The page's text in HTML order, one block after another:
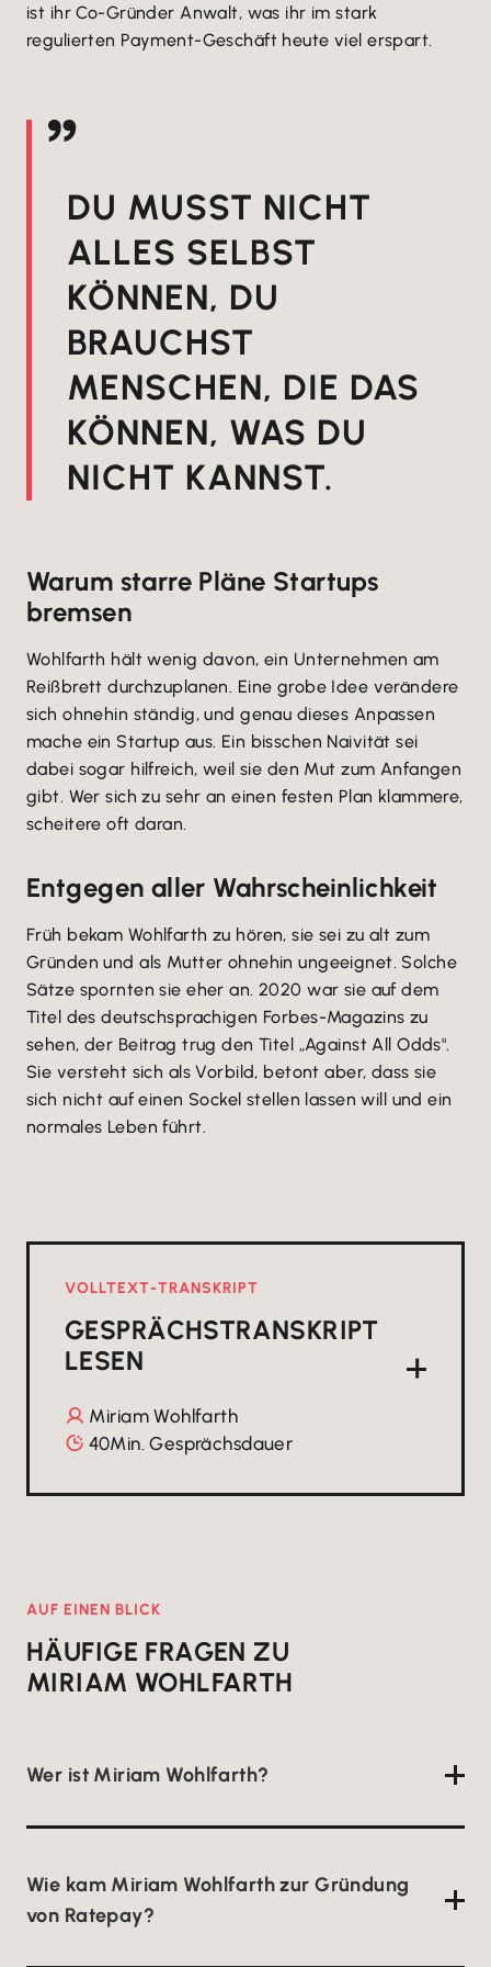
ist ihr Co-Gründer Anwalt, was ihr im stark
regulierten Payment-Geschäft heute viel erspart.
DU MUSST NICHT
ALLES SELBST
KÖNNEN, DU
BRAUCHST
MENSCHEN, DIE DAS
KÖNNEN, WAS DU
NICHT KANNST.
Warum starre Pläne Startups
bremsen
Wohlfarth hält wenig davon, ein Unternehmen am
Reißbrett durchzuplanen. Eine grobe Idee verändere
sich ohnehin ständig, und genau dieses Anpassen
mache ein Startup aus. Ein bisschen Naivität sei
dabei sogar hilfreich, weil sie den Mut zum Anfangen
gibt. Wer sich zu sehr an einen festen Plan klammere,
scheitere oft daran.
Entgegen aller Wahrscheinlichkeit
Früh bekam Wohlfarth zu hören, sie sei zu alt zum
Gründen und als Mutter ohnehin ungeeignet. Solche
Sätze spornten sie eher an. 2020 war sie auf dem
Titel des deutschsprachigen Forbes-Magazins zu
sehen, der Beitrag trug den Titel „Against All Odds".
Sie versteht sich als Vorbild, betont aber, dass sie
sich nicht auf einen Sockel stellen lassen will und ein
normales Leben führt.
VOLLTEXT-TRANSKRIPT
GESPRÄCHSTRANSKRIPT
LESEN
 Miriam Wohlfarth
 40Min. Gesprächsdauer
AUF EINEN BLICK
HÄUFIGE FRAGEN ZU
MIRIAM WOHLFARTH
Wer ist Miriam Wohlfarth?
Zahlungsanbieter Ratepay und ist seit 2020 Co-CEO
von Banxware. Davor arbeitete sie ab dem Jahr
Wie kam Miriam Wohlfarth zur Gründung
von Ratepay?